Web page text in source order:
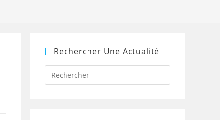
Rechercher Une Actualité
Press
to